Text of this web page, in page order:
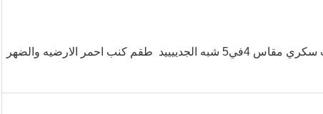
البيع لاعلا سعر للتواصل 0531217417 لعدم دخولي الفيس طقم كنب سكري مقاس 4في5 شبه الجدييييد طقم كنب احمر الارضيه والضهر